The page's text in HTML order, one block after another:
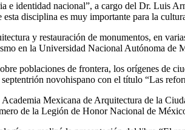
identidad nacional”, a cargo del Dr. Luis
disciplina es muy importante para la
y restauración de monumentos, en
en la Universidad Nacional Autónoma
poblaciones de frontera, los orígenes de
novohispano con el título “Las
Mexicana de Arquitectura de la
de la Legión de Honor Nacional de